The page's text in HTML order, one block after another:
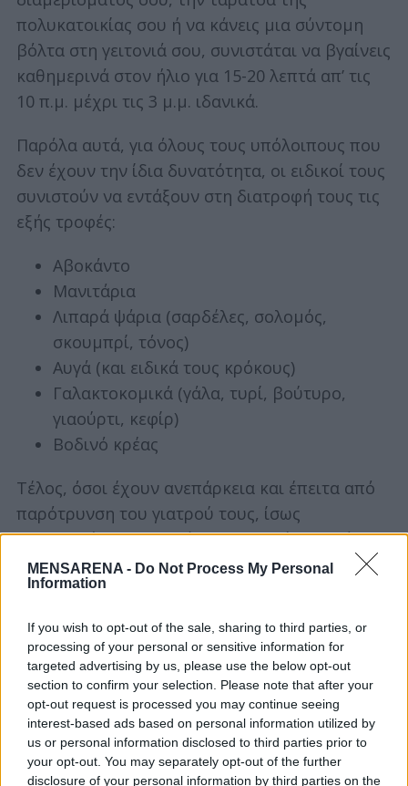
MENSARENA - Do Not Process My Personal
Information
If you wish to opt-out of the sale, sharing to third parties, or
processing of your personal or sensitive information for
targeted advertising by us, please use the below opt-out
section to confirm your selection. Please note that after your
opt-out request is processed you may continue seeing
interest-based ads based on personal information utilized by
us or personal information disclosed to third parties prior to
your opt-out. You may separately opt-out of the further
disclosure of your personal information by third parties on the
πολυκατοικίας σου ή να κάνεις μια σύντομη
βόλτα στη γειτονιά σου, συνιστάται να βγαίνεις
καθημερινά στον ήλιο για 15-20 λεπτά απ’ τις
10 π.μ. μέχρι τις 3 μ.μ. ιδανικά.
Παρόλα αυτά, για όλους τους υπόλοιπους που
δεν έχουν την ίδια δυνατότητα, οι ειδικοί τους
συνιστούν να εντάξουν στη διατροφή τους τις
εξής τροφές:
Αβοκάντο
Μανιτάρια
Λιπαρά ψάρια (σαρδέλες, σολομός,
σκουμπρί, τόνος)
Αυγά (και ειδικά τους κρόκους)
Γαλακτοκομικά (γάλα, τυρί, βούτυρο,
γιαούρτι, κεφίρ)
Βοδινό κρέας
Τέλος, όσοι έχουν ανεπάρκεια και έπειτα από
παρότρυνση του γιατρού τους, ίσως
χρειαστούν συμπληρώματα βιταμίνης D, όπου
η συνιστώμενη ημερήσια δόση είναι τα 25-
100mg.
Tags from the story
fitness
e
r
c
h
o